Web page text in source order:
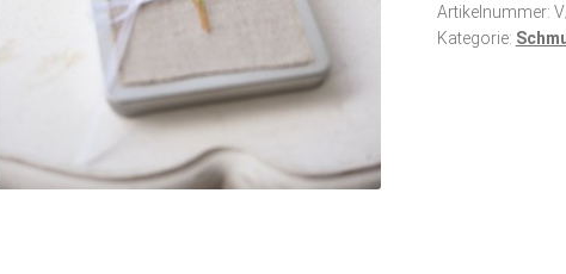
Artikelnummer:
Kategorie: